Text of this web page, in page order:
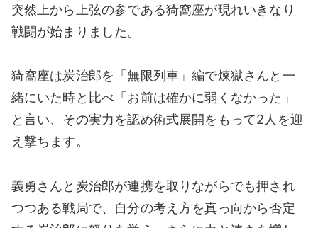
突然上から上弦の参である猗窩座が現れいきなり
戦闘が始まりました。
猗窩座は炭治郎を「無限列車」編で煉獄さんと一
緒にいた時と比べ「お前は確かに弱くなかった」
と言い、その実力を認め術式展開をもって2人を迎
え撃ちます。
義勇さんと炭治郎が連携を取りながらでも押され
つつある戦局で、自分の考え方を真っ向から否定